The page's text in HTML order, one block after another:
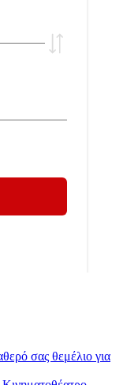
σας θεμέλιο για